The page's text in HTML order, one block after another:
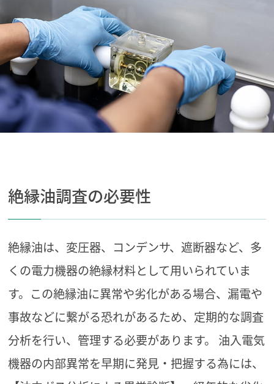
絶縁油調査の必要性
絶縁油は、変圧器、コンデンサ、遮断器など、多
くの電力機器の絶縁材料として用いられていま
す。この絶縁油に異常や劣化がある場合、漏電や
事故などに繋がる恐れがあるため、定期的な調査
分析を行い、管理する必要があります。
油入電気
機器の内部異常を早期に発見・把握する為には、